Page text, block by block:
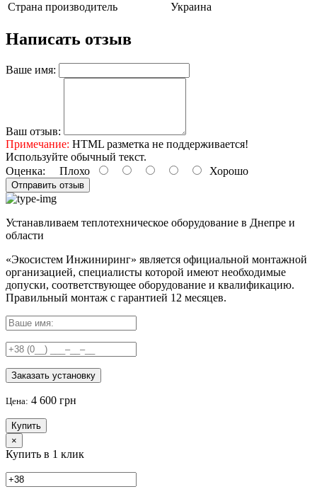
Страна производитель
Украина
Написать отзыв
Ваше имя:
Ваш отзыв:
Примечание: HTML разметка не поддерживается!
Используйте обычный текст.
Оценка: Плохо Хорошо
Отправить отзыв
Устанавливаем теплотехническое оборудование в Днепре и
области
«Экосистем Инжиниринг» является официальной монтажной
организацией, специалисты которой имеют необходимые
допуски, соответствующее оборудование и квалификацию.
Правильный монтаж с гарантией 12 месяцев.
Заказать установку
Цена: 4 600 грн
Купить
×
Купить в 1 клик